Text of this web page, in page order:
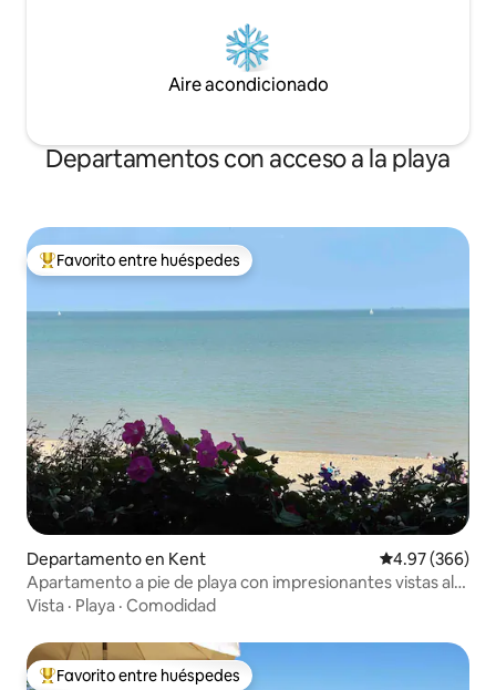
Aire acondicionado
Departamentos con acceso a la playa
De los mejores en Favorito entre huéspedes
Favorito entre huéspedes
Departamento en Kent Calificación
4.97 (366)
Apartamento a pie de playa con impresionantes vistas al
mar
Vista · Playa · Comodidad
De los mejores en Favorito entre huéspedes
Favorito entre huéspedes